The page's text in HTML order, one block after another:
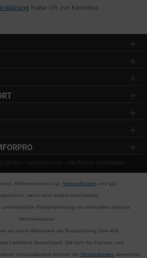
habe ich zur Kenntnis
GmbH / camforpro.com - Alle Rechte vorbehalten
Mehrwertsteuer zzgl. Versandkosten und ggf.
wenn nicht anders beschrieben
Preisempfehlung des Herstellers inklusive
Mehrwertsteuer
ab einem Warenwert der Rücksendung über 40€
Lieferland Deutschland. Gilt nicht für Express- und
Versandländern können die Versandkosten abweichen.